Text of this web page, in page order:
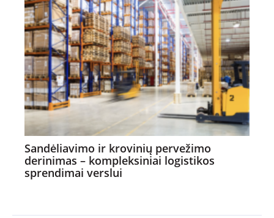
Sandėliavimo ir krovinių pervežimo
derinimas – kompleksiniai logistikos
sprendimai verslui